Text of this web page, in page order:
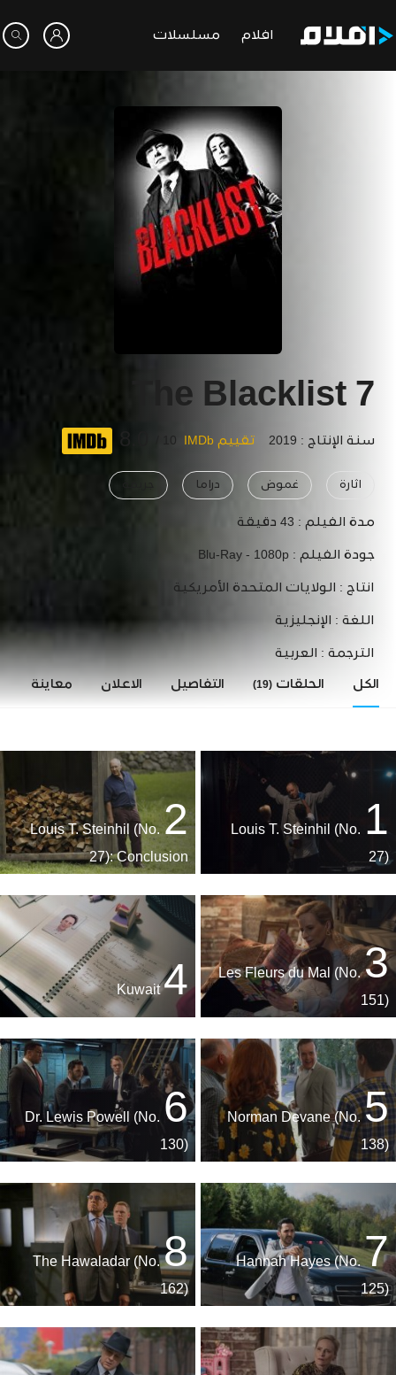
افلام مسلسلات
The Blacklist 7
سنة الإنتاج : 2019 تقييم IMDb 10 /
8.0
اثارة غموض دراما
مدة الفيلم : 43 دقيقة
جودة الفيلم : Blu-Ray - 1080p
انتاج : الولايات المتحدة الأمريكية
اللغة : الإنجليزية
الترجمة : العربية
الكل الحلقات (19) التفاصيل الاعلان معاينة
1
Louis T. Steinhil (No.
27)
2
Louis T. Steinhil (No.
27): Conclusion
3
Les Fleurs du Mal (No.
151)
4
Kuwait
5
Norman Devane (No.
138)
6
Dr. Lewis Powell (No.
130)
7
Hannah Hayes (No.
125)
8
The Hawaladar (No.
162)